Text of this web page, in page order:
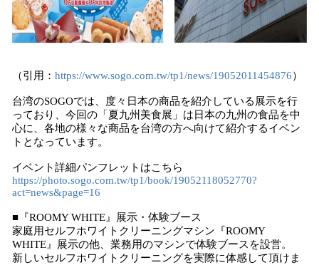
（引用： https://www.sogo.com.tw/tp1/news/19052011454876）
台湾のSOGOでは、度々日本の商品を紹介している展示を行
っており、今回の「夏九州美食展」は日本の九州の食品を中
心に、各地の様々な商品を台湾の方へ向けて紹介するイベン
トとなっています。
イベント詳細パンフレットはこちら
https://photo.sogo.com.tw/tp1/book/19052118052770?
act=news&page=16
​■『ROOMY WHITE』展示・体験ブース
家庭用セルフホワイトクリーニングマシン『ROOMY
WHITE』展示の他、業務用のマシンで体験ブースを設営。
新しいセルフホワイトクリーニングを実際に体感して頂けま